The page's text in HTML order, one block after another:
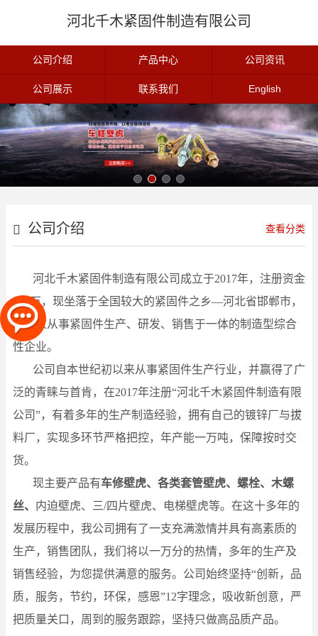
河北千木紧固件制造有限公司
公司介绍 产品中心 公司资讯
公司展示 联系我们 English
公司介绍 查看分类
河北千木紧固件制造有限公司成立于2017年，注册资金
300万，现坐落于全国较大的紧固件之乡—河北省邯郸市，
是一家从事紧固件生产、研发、销售于一体的制造型综合
性企业。
公司自本世纪初以来从事紧固件生产行业，并赢得了广
泛的青睐与首肯，在2017年注册“河北千木紧固件制造有限
公司”，有着多年的生产制造经验，拥有自己的镀锌厂与拔
料厂，实现多环节严格把控，年产能一万吨，保障按时交
货。
现主要产品有车修壁虎、各类套管壁虎、螺栓、木螺
丝、 内迫壁虎、三/四片壁虎、电梯壁虎等。在这十多年的
发展历程中，我公司拥有了一支充满激情并具有高素质的
生产，销售团队，我们将以一万分的热情，多年的生产及
销售经验，为您提供满意的服务。公司始终坚持“创新，品
质，服务，节约，环保，感恩”12字理念，吸收新创意，严
把质量关口，周到的服务跟踪，坚持只做高品质产品。